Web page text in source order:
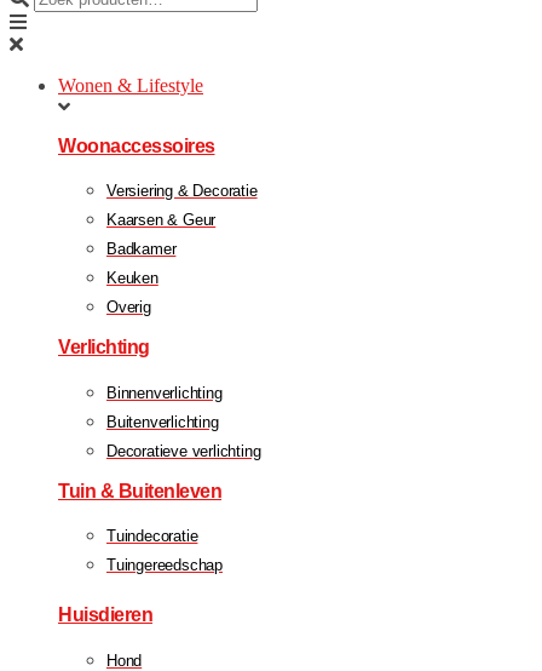
Wonen & Lifestyle
Woonaccessoires
Versiering & Decoratie
Kaarsen & Geur
Badkamer
Keuken
Overig
Verlichting
Binnenverlichting
Buitenverlichting
Decoratieve verlichting
Tuin & Buitenleven
Tuindecoratie
Tuingereedschap
Huisdieren
Hond